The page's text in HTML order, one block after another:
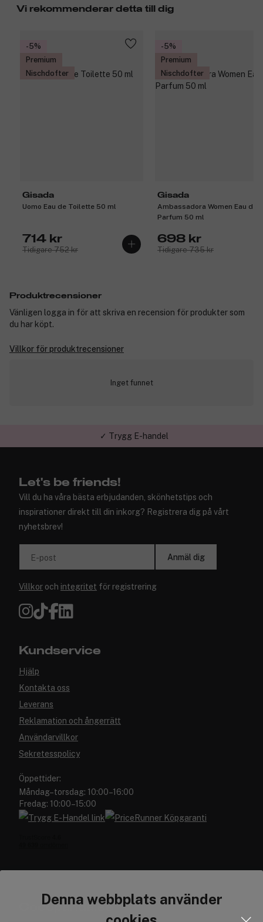
Denna webbplats använder
Vi rekommenderar detta till dig
-5%
Premium
Nischdofter
Gisada
Uomo Eau de Toilette 50 ml
714 kr
Tidigare 752 kr
-5%
Premium
Nischdofter
Gisada
Ambassadora Women Eau de
Parfum 50 ml
698 kr
Tidigare 735 kr
Produktrecensioner
Vänligen logga in för att skriva en recension för produkter som
du har köpt.
Villkor för produktrecensioner
Inget funnet
✓ Trygg E-handel
Let's be friends!
Vill du ha våra bästa erbjudanden, skönhetstips och
inspirationer direkt till din inkorg? Registrera dig på vårt
nyhetsbrev!
E-post Anmäl dig
Villkor och integritet för registrering
Kundservice
Hjälp
Kontakta oss
Leverans
Reklamation och ångerrätt
Användarvillkor
Sekretesspolicy
Öppettider:
Måndag–torsdag: 10:00–16:00
Fredag: 10:00–15:00
Cocopanda.se